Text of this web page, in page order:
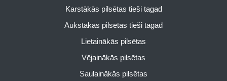
Karstākās pilsētas tieši tagad
Aukstākās pilsētas tieši tagad
Lietainākās pilsētas
Vējainākās pilsētas
Saulainākās pilsētas